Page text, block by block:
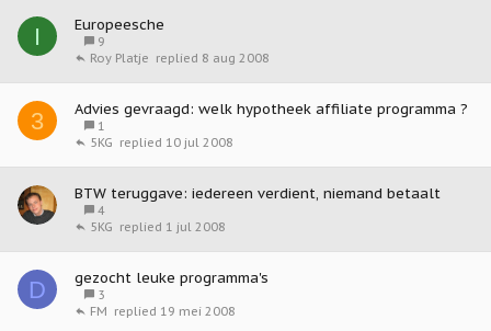
I Europeesche
9
8 aug 2008
Roy Platje
3 Advies gevraagd: welk hypotheek affiliate programma ?
1
10 jul 2008
5KG
BTW teruggave: iedereen verdient, niemand betaalt
4
1 jul 2008
5KG
D gezocht leuke programma's
3
19 mei 2008
FM